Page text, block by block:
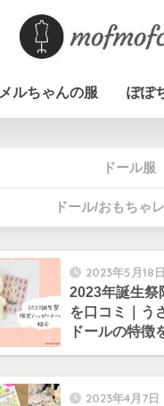
メルちゃんの服 ぽぽ
ドール服
ドール/おもちゃ
2023年5月18日
2023年誕生祭
を口コミ｜う
ドールの特徴
2023年4月7日